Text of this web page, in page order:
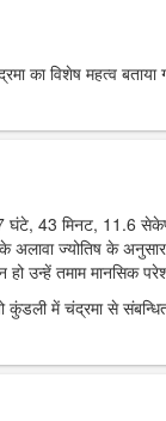
का विशेष महत्व
घंटे, 43 मिनट, 11.6
अलावा ज्योतिष के
उन्हें तमाम मानसिक
में चंद्रमा से